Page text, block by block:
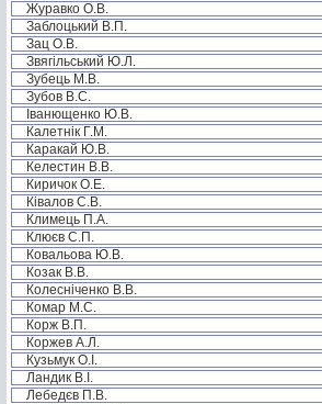
Журавко О.В.
Заблоцький В.П.
Зац О.В.
Звягільський Ю.Л.
Зубець М.В.
Зубов В.С.
Іванющенко Ю.В.
Калетнік Г.М.
Каракай Ю.В.
Келестин В.В.
Киричок О.Е.
Ківалов С.В.
Климець П.А.
Клюєв С.П.
Ковальова Ю.В.
Козак В.В.
Колесніченко В.В.
Комар М.С.
Корж В.П.
Коржев А.Л.
Кузьмук О.І.
Ландик В.І.
Лебедєв П.В.